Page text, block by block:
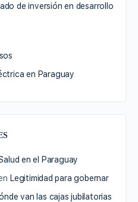
de inversión en desarrollo
en Paraguay
en el Paraguay
Legitimidad para gobernar
van las cajas jubilatorias